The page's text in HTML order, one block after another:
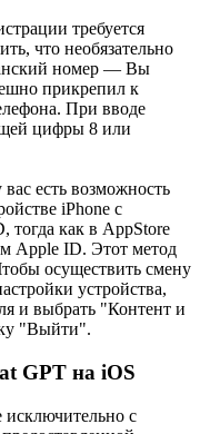
требуется
что необязательно
номер — Вы
прикрепил к
При вводе
цифры 8 или
есть возможность
iPhone с
тогда как в AppStore
Apple ID. Этот метод
осуществить смену
устройства,
и выбрать "Контент и
"Выйти".
GPT на iOS
исключительно с